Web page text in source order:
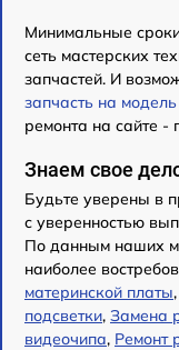
Минимальные
сеть мастерских
запчастей. И
запчасть на
ремонта на сайте -
Знаем свое
Будьте уверены в
с уверенностью
По данным наших
наиболее
материнской платы,
подсветки, Замена
видеочипа, Ремонт